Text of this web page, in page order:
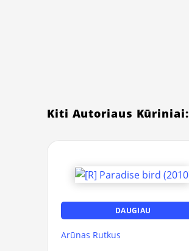
Kiti Autoriaus Kūriniai:
DAUGIAU
Arūnas Rutkus